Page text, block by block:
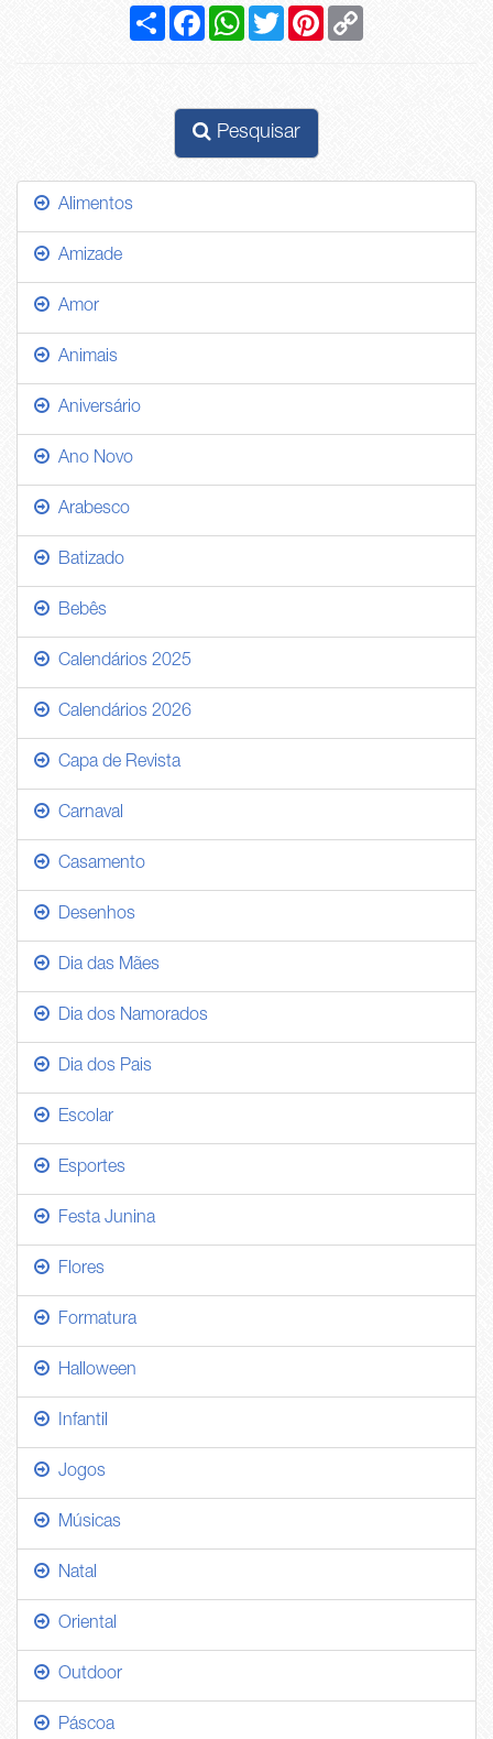
CompartilharFacebookWhatsApp
Twitter Pinterest
Pesquisar
Alimentos
Amizade
Amor
Animais
Aniversário
Ano Novo
Arabesco
Batizado
Bebês
Calendários 2025
Calendários 2026
Capa de Revista
Carnaval
Casamento
Desenhos
Dia das Mães
Dia dos Namorados
Dia dos Pais
Escolar
Esportes
Festa Junina
Flores
Formatura
Halloween
Infantil
Jogos
Músicas
Natal
Oriental
Outdoor
Páscoa